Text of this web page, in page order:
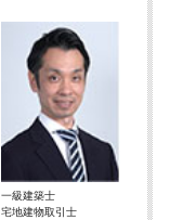
一級建築士
宅地建物取引士